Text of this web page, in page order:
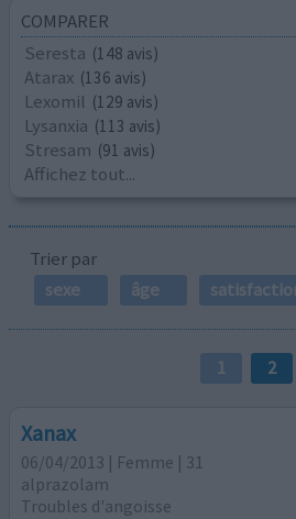
COMPARER
Seresta (148 avis)
Atarax (136 avis)
Lexomil (129 avis)
Lysanxia (113 avis)
Stresam (91 avis)
Affichez tout...
Trier par
sexe
âge
1 2
Xanax
06/04/2013 | Femme | 31
alprazolam
Troubles d'angoisse